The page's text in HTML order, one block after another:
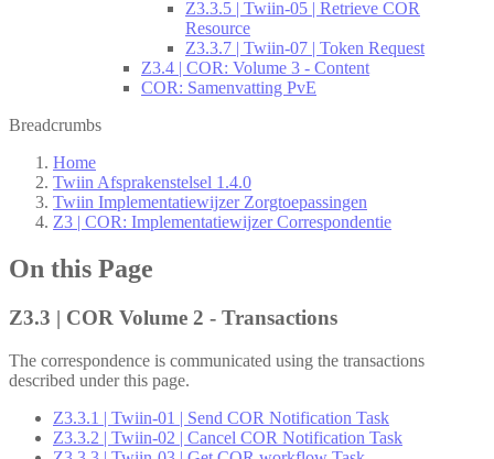
Z3.3.5 | Twiin-05 | Retrieve COR
Resource
Z3.3.7 | Twiin-07 | Token Request
Z3.4 | COR: Volume 3 - Content
COR: Samenvatting PvE
Breadcrumbs
Home
Twiin Afsprakenstelsel 1.4.0
Twiin Implementatiewijzer Zorgtoepassingen
Z3 | COR: Implementatiewijzer Correspondentie
On this Page
Z3.3 | COR Volume 2 - Transactions
The correspondence is communicated using the transactions
described under this page.
Z3.3.1 | Twiin-01 | Send COR Notification Task
Z3.3.2 | Twiin-02 | Cancel COR Notification Task